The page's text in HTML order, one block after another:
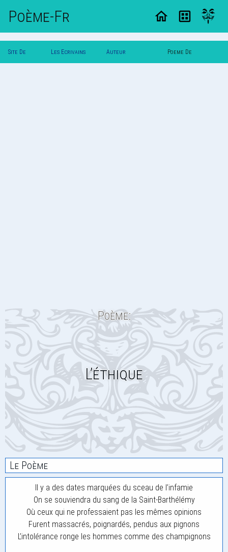
Poème-Fr
Site De Les Ecrivains Auteur Poeme De
Poème:
L’éthique
Le Poème
Il y a des dates marquées du sceau de l’infamie
On se souviendra du sang de la Saint-Barthélémy
Où ceux qui ne professaient pas les mêmes opinions
Furent massacrés, poignardés, pendus aux pignons
L’intolérance ronge les hommes comme des champignons